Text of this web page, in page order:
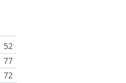
52
77
72